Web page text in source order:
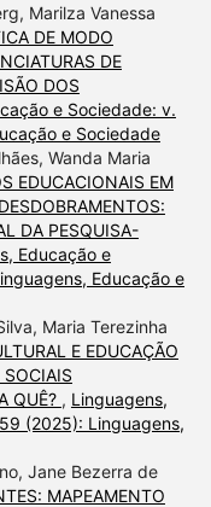
Marilza Vanessa
DE MODO
DE
DOS
e Sociedade: v.
e Sociedade
Wanda Maria
EDUCACIONAIS EM
DA PESQUISA-
Educação e
Educação e
Maria Terezinha
E EDUCAÇÃO
QUÊ? , Linguagens,
(2025): Linguagens,
Jane Bezerra de
MAPEAMENTO